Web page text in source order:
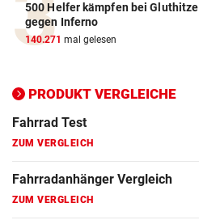
500 Helfer kämpfen bei Gluthitze
gegen Inferno
140.271 mal gelesen
PRODUKT VERGLEICHE
Elektro-Scooter Vergleich
ZUM VERGLEICH
ZUM VERGLEICH
Fahrrad Test
ZUM VERGLEICH
Fahrradanhänger Vergleich
ZUM VERGLEICH